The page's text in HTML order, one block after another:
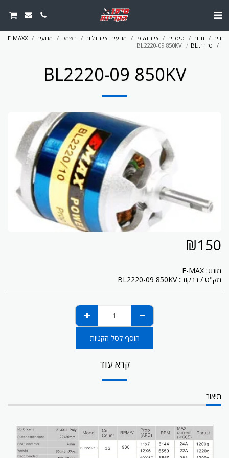
בית חנות טיסנים ציוד הקפי מנועים וציוד נלווה חשמלי מנועים
E-MAXX
סדרת BL
BL2220-09 850KV
BL2220-09 850KV
₪150
מותג: E-MAX
מק"ט / ברקוד:: BL2220-09 850KV
הוסף לסל הקניות
קרא עוד
תיאור